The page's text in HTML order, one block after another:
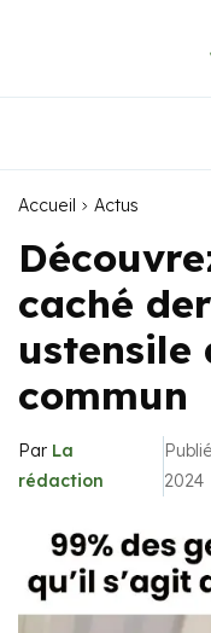
Accueil Actus
caché
ustensile
commun
Par La
rédaction
2024